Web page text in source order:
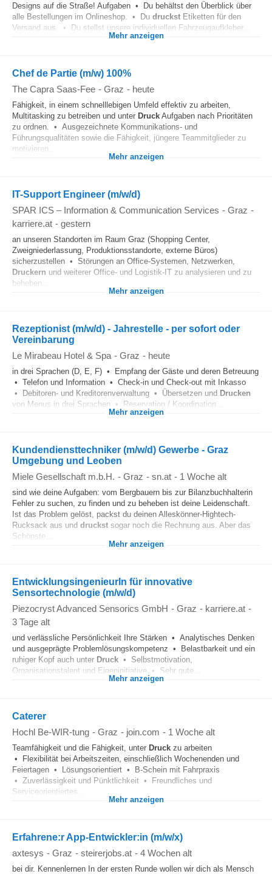
Designs auf die Straße! Aufgaben • Du behältst den Überblick über
alle Bestellungen im Onlineshop. • Du druckst Etiketten für den
Versand aus. • Du stellst unsere individuellen Fahrzeugaufkleber...
Mehr anzeigen
Chef de Partie (m/w) 100%
The Capra Saas-Fee - Graz - heute
Fähigkeit, in einem schnelllebigen Umfeld effektiv zu arbeiten,
Multitasking zu betreiben und unter Druck Aufgaben nach Prioritäten
zu ordnen. • Ausgezeichnete Kommunikations- und
Führungsqualitäten sowie die Fähigkeit, jüngere Teammitglieder zu
motivieren...
Mehr anzeigen
IT-Support Engineer (m/w/d)
SPAR ICS – Information & Communication Services - Graz -
karriere.at - gestern
an unseren Standorten im Raum Graz (Shopping Center,
Zweigniederlassung, Produktionsstandorte, externe Büros)
sicherzustellen • Störungen an Office-Systemen, Netzwerken,
Druckern und weiterer Office- und Logistik-IT zu analysieren und zu
beheben...
Mehr anzeigen
Rezeptionist (m/w/d) - Jahrestelle - per sofort oder
Vereinbarung
Le Mirabeau Hotel & Spa - Graz - heute
in drei Sprachen (D, E, F) • Empfang der Gäste und deren Betreuung
• Telefon und Information • Check-in und Check-out mit Inkasso
• Debitoren- und Kreditorenverwaltung • Übersetzen und Drucken
von Menus in drei Sprachen • Reservation / Koordination...
Mehr anzeigen
Kundendiensttechniker (m/w/d) Gewerbe - Graz
Umgebung und Leoben
Miele Gesellschaft m.b.H. - Graz - sn.at - 1 Woche alt
sind wie deine Aufgaben: vom Bergbauern bis zur Bilanzbuchhalterin
Fehler zu suchen, zu finden und zu beheben ist deine Leidenschaft.
Ist das Problem gelöst, packst du deinen Alleskönner-Hightech-
Rucksack aus und druckst sogar noch die Rechnung aus. Aber das
Schönste...
Mehr anzeigen
EntwicklungsingenieurIn für innovative
Sensortechnologie (m/w/d)
Piezocryst Advanced Sensorics GmbH - Graz - karriere.at -
3 Tage alt
und verlässliche Persönlichkeit Ihre Stärken • Analytisches Denken
und ausgeprägte Problemlösungskompetenz • Belastbarkeit und ein
ruhiger Kopf auch unter Druck • Selbstmotivation,
Organisationstalent und Eigeninitiative • Sehr gute...
Mehr anzeigen
Caterer
Hochl Be-WIR-tung - Graz - join.com - 1 Woche alt
Teamfähigkeit und die Fähigkeit, unter Druck zu arbeiten
• Flexibilität bei Arbeitszeiten, einschließlich Wochenenden und
Feiertagen • Lösungsorientiert • B-Schein mit Fahrpraxis
• Zuverlässigkeit und Pünktlichkeit • Freundliches und
Serviceorientiertes...
Mehr anzeigen
Erfahrene:r App-Entwickler:in (m/w/x)
axtesys - Graz - steirerjobs.at - 4 Wochen alt
bei dir. Kennenlernen In der ersten Runde wollen wir dich als Mensch